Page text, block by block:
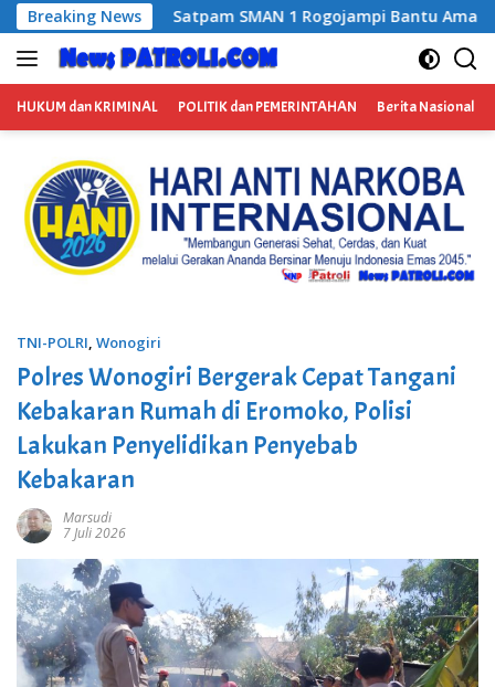
Langsung
ke
konten
Breaking News
Bantu Amankan Terduga Pengedar Narkoba, Kasus
HUKUM dan KRIMINAL POLITIK dan PEMERINTAHAN Berita Nasional
TNI-POLRI, Wonogiri
Polres Wonogiri Bergerak Cepat Tangani
Kebakaran Rumah di Eromoko, Polisi
Lakukan Penyelidikan Penyebab
Kebakaran
Marsudi
7 Juli 2026